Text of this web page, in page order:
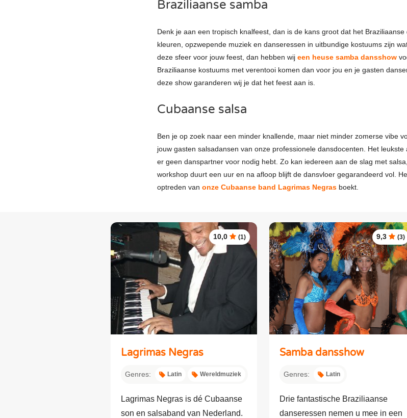
Braziliaanse samba
Denk je aan een tropisch knalfeest, dan is de kans groot dat het
kleuren, opzwepende muziek en danseressen in uitbundige kostuums zijn
deze sfeer voor jouw feest, dan hebben wij een heuse samba dansshow
Braziliaanse kostuums met verentooi komen dan voor jou en je gasten
deze show garanderen wij je dat het feest aan is.
Cubaanse salsa
Ben je op zoek naar een minder knallende, maar niet minder zomerse vibe
jouw gasten salsadansen van onze professionele dansdocenten. Het leukste
er geen danspartner voor nodig hebt. Zo kan iedereen aan de slag met
workshop duurt een uur en na afloop blijft de dansvloer gegarandeerd vol.
optreden van onze Cubaanse band Lagrimas Negras boekt.
10,0 (1)
Lagrimas Negras
Genres: Latin Wereldmuziek
Lagrimas Negras is dé Cubaanse
son en salsaband van Nederland.
9,3 (3)
Samba dansshow
Genres: Latin
Drie fantastische Braziliaanse
danseressen nemen u mee in een